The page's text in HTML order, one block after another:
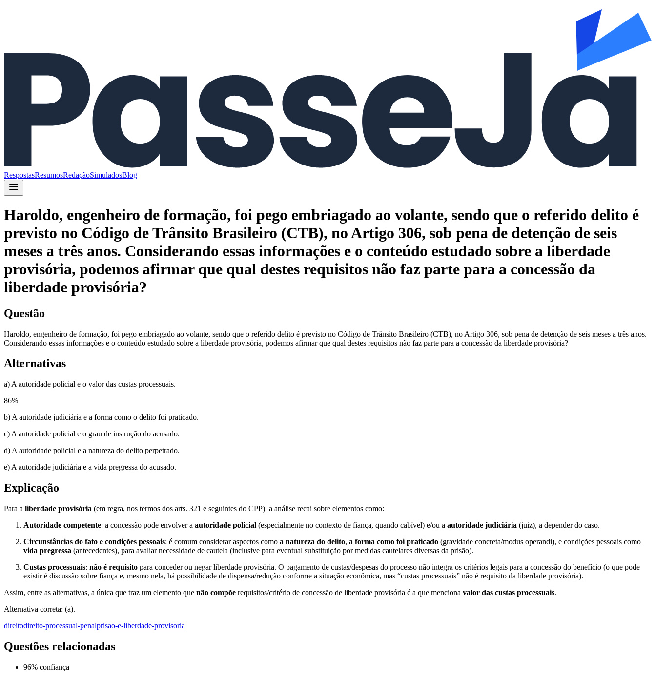
RespostasResumosRedaçãoSimuladosBlog
Haroldo, engenheiro de formação, foi pego embriagado ao volante, sendo que o referido delito é
previsto no Código de Trânsito Brasileiro (CTB), no Artigo 306, sob pena de detenção de seis
meses a três anos. Considerando essas informações e o conteúdo estudado sobre a liberdade
provisória, podemos afirmar que qual destes requisitos não faz parte para a concessão da
liberdade provisória?
Questão
Haroldo, engenheiro de formação, foi pego embriagado ao volante, sendo que o referido delito é previsto no Código de Trânsito Brasileiro (CTB), no Artigo 306, sob pena de detenção de seis meses a três anos.
Considerando essas informações e o conteúdo estudado sobre a liberdade provisória, podemos afirmar que qual destes requisitos não faz parte para a concessão da liberdade provisória?
Alternativas
a) A autoridade policial e o valor das custas processuais.
86%
b) A autoridade judiciária e a forma como o delito foi praticado.
c) A autoridade policial e o grau de instrução do acusado.
d) A autoridade policial e a natureza do delito perpetrado.
e) A autoridade judiciária e a vida pregressa do acusado.
Explicação
Para a liberdade provisória (em regra, nos termos dos arts. 321 e seguintes do CPP), a análise recai sobre elementos como:
Autoridade competente: a concessão pode envolver a autoridade policial (especialmente no contexto de fiança, quando cabível) e/ou a autoridade judiciária (juiz), a depender do caso.
Circunstâncias do fato e condições pessoais: é comum considerar aspectos como a natureza do delito, a forma como foi praticado (gravidade concreta/modus operandi), e condições pessoais como
vida pregressa (antecedentes), para avaliar necessidade de cautela (inclusive para eventual substituição por medidas cautelares diversas da prisão).
Custas processuais: não é requisito para conceder ou negar liberdade provisória. O pagamento de custas/despesas do processo não integra os critérios legais para a concessão do benefício (o que pode
existir é discussão sobre fiança e, mesmo nela, há possibilidade de dispensa/redução conforme a situação econômica, mas “custas processuais” não é requisito da liberdade provisória).
Assim, entre as alternativas, a única que traz um elemento que não compõe requisitos/critério de concessão de liberdade provisória é a que menciona valor das custas processuais.
Alternativa correta: (a).
direitodireito-processual-penalprisao-e-liberdade-provisoria
Questões relacionadas
96% confiança